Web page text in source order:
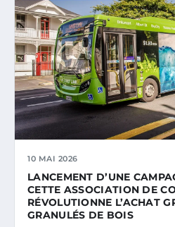
10 MAI 2026
LANCEMENT D’UNE
CETTE ASSOCIATION DE
RÉVOLUTIONNE L’ACHAT
GRANULÉS DE BOIS